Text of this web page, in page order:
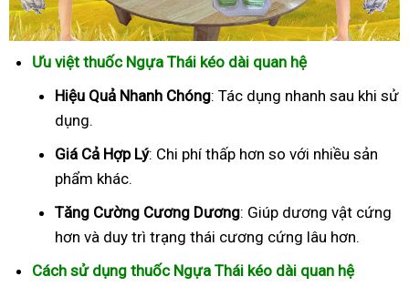
Ưu việt thuốc Ngựa Thái kéo dài quan hệ
Hiệu Quả Nhanh Chóng: Tác dụng nhanh sau khi sử
dụng.
Giá Cả Hợp Lý: Chi phí thấp hơn so với nhiều sản
phẩm khác.
Tăng Cường Cương Dương: Giúp dương vật cứng
hơn và duy trì trạng thái cương cứng lâu hơn.
Cách sử dụng thuốc Ngựa Thái kéo dài quan hệ